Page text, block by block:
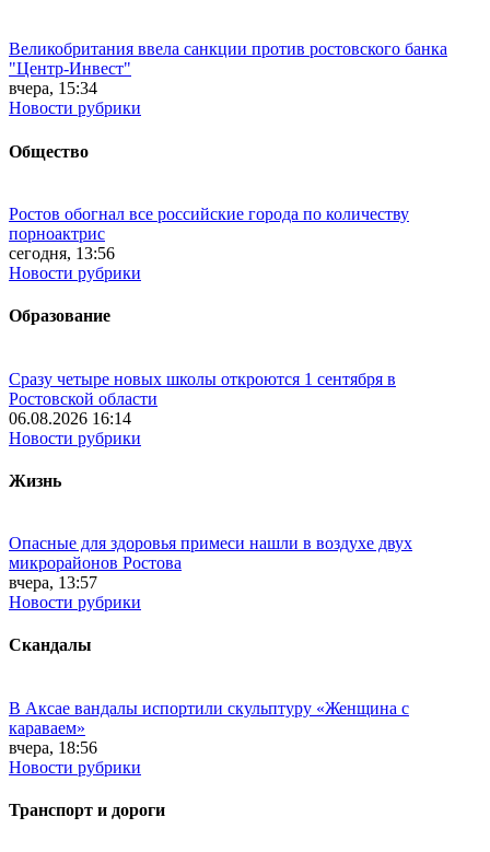
Великобритания ввела санкции против ростовского банка
"Центр-Инвест"
вчера, 15:34
Новости рубрики
Общество
Ростов обогнал все российские города по количеству
порноактрис
сегодня, 13:56
Новости рубрики
Образование
Сразу четыре новых школы откроются 1 сентября в
Ростовской области
06.08.2026 16:14
Новости рубрики
Жизнь
Опасные для здоровья примеси нашли в воздухе двух
микрорайонов Ростова
вчера, 13:57
Новости рубрики
Скандалы
В Аксае вандалы испортили скульптуру «Женщина с
караваем»
вчера, 18:56
Новости рубрики
Транспорт и дороги